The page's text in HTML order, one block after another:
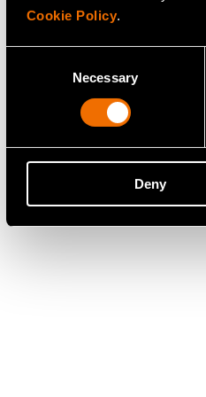
Cookie Policy.
Necessary
Deny